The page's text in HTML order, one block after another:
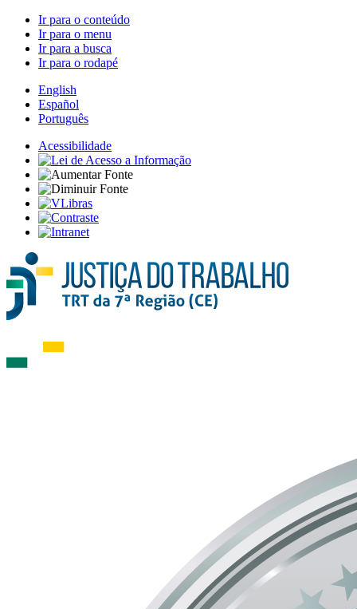
Ir para o conteúdo
Ir para o menu
Ir para a busca
Ir para o rodapé
English
Español
Português
Acessibilidade